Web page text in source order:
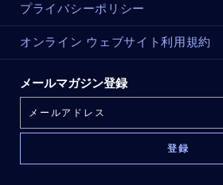
プライバシーポリシー
オンライン ウェブサイト利用規約
メールマガジン登録